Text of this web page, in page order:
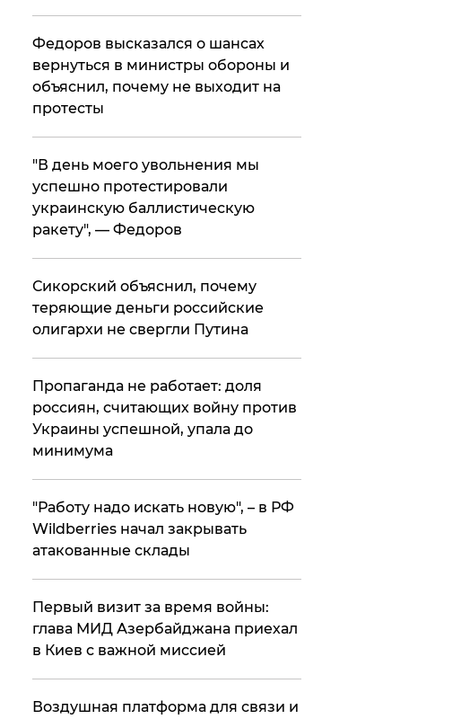
Федоров высказался о шансах
вернуться в министры обороны и
объяснил, почему не выходит на
протесты
​"В день моего увольнения мы
успешно протестировали
украинскую баллистическую
ракету", — Федоров
Сикорский объяснил, почему
теряющие деньги российские
олигархи не свергли Путина
​Пропаганда не работает: доля
россиян, считающих войну против
Украины успешной, упала до
минимума
"Работу надо искать новую", – в РФ
Wildberries начал закрывать
атакованные склады
Первый визит за время войны:
глава МИД Азербайджана приехал
в Киев с важной миссией
Воздушная платформа для связи и